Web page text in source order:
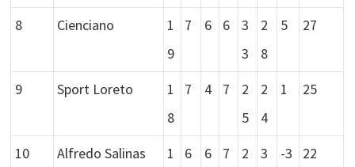
8 Cienciano
1
9
7 6 6
3
3
2
8
5 27
9 Sport Loreto
1
8
7 4 7
2
5
2
4
1 25
10
Alfredo Salinas
1
6 6 7
2
3
-3 22